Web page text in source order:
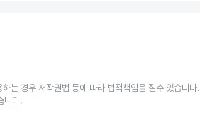
는 경우 저작권법 등에 따라 법적책임을 질수 있습니다.
니다.